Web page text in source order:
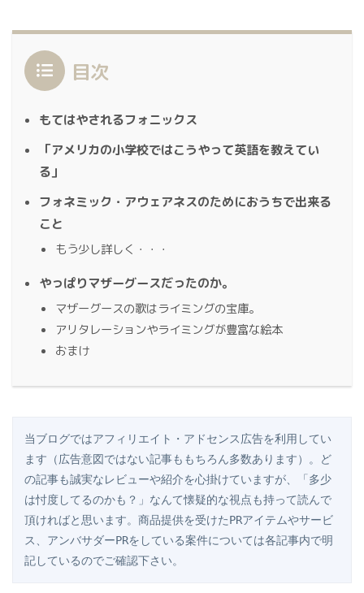
目次
もてはやされるフォニックス
「アメリカの小学校ではこうやって英語を教えてい
る」
フォネミック・アウェアネスのためにおうちで出来る
こと
もう少し詳しく・・・
やっぱりマザーグースだったのか。
マザーグースの歌はライミングの宝庫。
アリタレーションやライミングが豊富な絵本
おまけ
当ブログではアフィリエイト・アドセンス広告を利用してい
ます（広告意図ではない記事ももちろん多数あります）。ど
の記事も誠実なレビューや紹介を心掛けていますが、「多少
は忖度してるのかも？」なんて懐疑的な視点も持って読んで
頂ければと思います。商品提供を受けたPRアイテムやサービ
ス、アンバサダーPRをしている案件については各記事内で明
記しているのでご確認下さい。